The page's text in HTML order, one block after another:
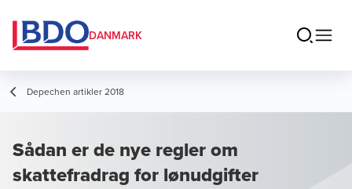
DANMARK
Depechen artikler 2018
Sådan er de nye regler om
skattefradrag for lønudgifter